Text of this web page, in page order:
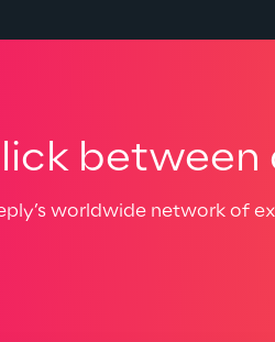
worldwide network of